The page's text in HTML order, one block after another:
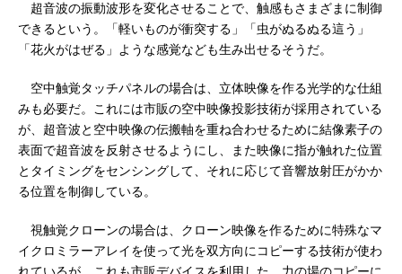
超音波の振動波形を変化させることで、触感もさまざまに制御
できるという。「軽いものが衝突する」「虫がぬるぬる這う」
「花火がはぜる」ような感覚なども生み出せるそうだ。
空中触覚タッチパネルの場合は、立体映像を作る光学的な仕組
みも必要だ。これには市販の空中映像投影技術が採用されている
が、超音波と空中映像の伝搬軸を重ね合わせるために結像素子の
表面で超音波を反射させるようにし、また映像に指が触れた位置
とタイミングをセンシングして、それに応じて音響放射圧がかか
る位置を制御している。
視触覚クローンの場合は、クローン映像を作るために特殊なマ
イクロミラーアレイを使って光を双方向にコピーする技術が使わ